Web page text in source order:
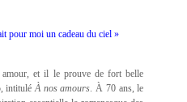
pour moi un cadeau du ciel »
et il le prouve de fort belle
intituléÀ nos amours. À 70 ans, le